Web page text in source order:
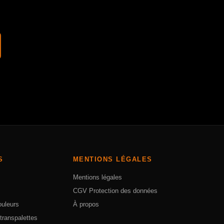
MENTIONS LÉGALES
Mentions légales
CGV Protection des données
À propos